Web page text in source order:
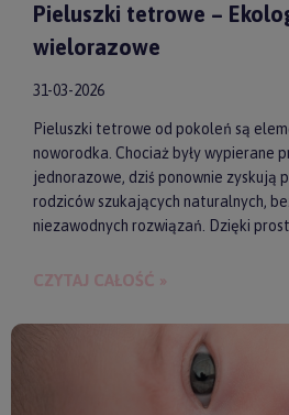
Pieluszki tetrowe –
wielorazowe
31-03-2026
Pieluszki tetrowe od pokoleń są
noworodka. Chociaż były wypierane
jednorazowe, dziś ponownie zyskują
rodziców szukających naturalnych,
niezawodnych rozwiązań. Dzięki
przyjazne dla skóry niemowlęcia.
CZYTAJ CAŁOŚĆ »